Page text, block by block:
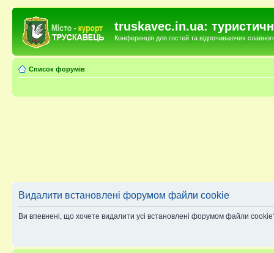
truskavec.in.ua:
Конференція для гостей та відпочиваючих
Список форумів
Видалити встановлені форумом файли cookie
Ви впевнені, що хочете видалити усі встановлені форумом файли